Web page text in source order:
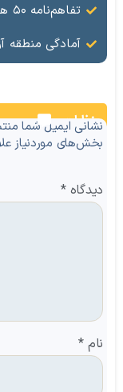
تفاهم‌نامه ۵۰ هزار میلیارد ریالی احداث دهکده لجستیک ماکو امضا شد
آمادگی منطقه آزاد ماکو
نظرات
نشانی ایمیل شما
بخش‌های موردنیاز
دیدگاه*
نام *